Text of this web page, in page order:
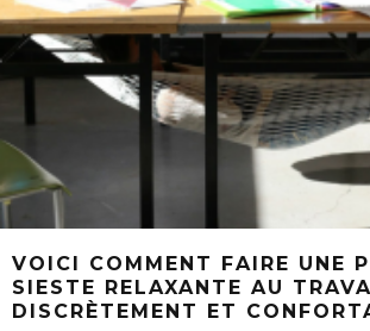
VOICI COMMENT FAIRE UNE
SIESTE RELAXANTE AU
DISCRÈTEMENT ET